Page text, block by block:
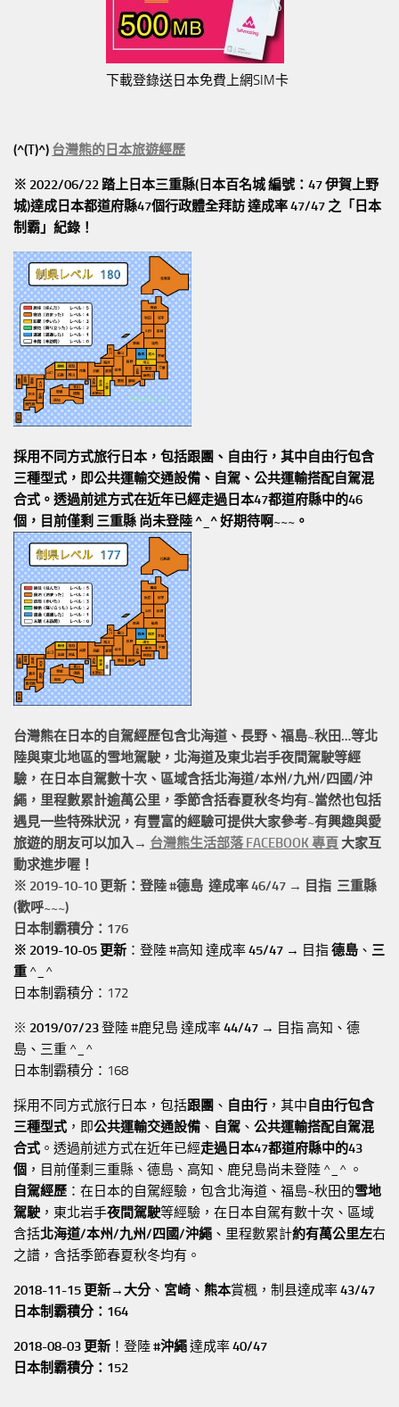
下載登錄送日本免費上網SIM卡
(^(T)^) 台灣熊的日本旅遊經歷
※ 2022/06/22 踏上日本三重縣(日本百名城 編號：47 伊賀上野
城)達成日本都道府縣47個行政體全拜訪達成率 47/47 之「日本
制霸」紀錄！
採用不同方式旅行日本，包括跟團、自由行，其中自由行包含
三種型式，即公共運輸交通設備、自駕、公共運輸搭配自駕混
合式。透過前述方式在近年已經走過日本47都道府縣中的46
個，目前僅剩 三重縣 尚未登陸 ^_^ 好期待啊~~~。
台灣熊在日本的自駕經歷包含北海道、長野、福島~秋田…等北
陸與東北地區的雪地駕駛 ，北海道及東北岩手夜間駕駛等經
驗，在日本自駕數十次、區域含括北海道/本州/九州/四國/沖
繩， 里程數累計逾萬公里 ，季節含括春夏秋冬均有~當然也包括
遇見一些特殊狀況，有豐富的經驗可提供大家參考~有興趣與愛
旅遊的朋友可以加入→ 台灣熊生活部落 FACEBOOK 專頁 大家互
動求進步喔！
※ 2019-10-10 更新：登陸 #德島 達成率 46/47 → 目指 三重縣
(歡呼~~~)
日本制霸積分：176
※ 2019-10-05 更新 ：登陸 #高知 達成率45/47 → 目指德島 、 三
重 ^_^
日本制霸積分：172
※ 2019/07/23登陸 #鹿兒島 達成率44/47 → 目指 高知、德
島、三重 ^_^
日本制霸積分：168
採用不同方式旅行日本，包括跟團 、 自由行 ，其中自由行包含
三種型式 ，即公共運輸交通設備 、 自駕 、 公共運輸搭配自駕混
合式 。透過前述方式在近年已經走過日本47都道府縣中的43
個 ，目前僅剩三重縣、德島、高知、鹿兒島尚未登陸 ^_^ 。
自駕經歷 ：在日本的自駕經驗，包含北海道、福島~秋田的雪地
駕駛 ，東北岩手夜間駕駛等經驗，在日本自駕有數十次、區域
含括北海道/本州/九州/四國/沖繩 、里程數累計約有萬公里左右
之譜，含括季節春夏秋冬均有。
2018-11-15 更新→ 大分、 宮崎 、 熊本賞楓，制县達成率43/47
日本制霸積分：164
2018-08-03 更新 ！登陸#沖繩達成率40/47
日本制霸積分：152